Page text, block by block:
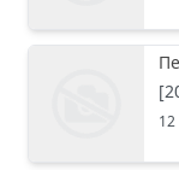
[
12